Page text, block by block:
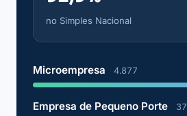
no Simples Nacional
Microempresa 4.877
Empresa de Pequeno Porte 37